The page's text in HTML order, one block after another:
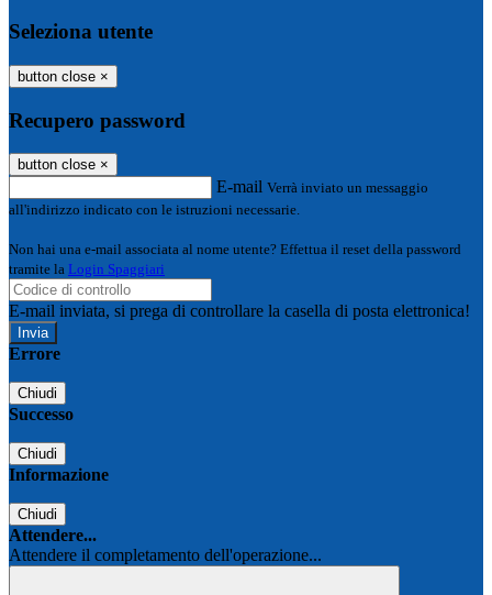
Seleziona utente
button close ×
Recupero password
button close ×
E-mail Verrà inviato un messaggio
all'indirizzo indicato con le istruzioni necessarie.
Non hai una e-mail associata al nome utente? Effettua il reset della password
tramite la Login Spaggiari
E-mail inviata, si prega di controllare la casella di posta elettronica!
Errore
Chiudi
Successo
Chiudi
Informazione
Chiudi
Attendere...
Attendere il completamento dell'operazione...